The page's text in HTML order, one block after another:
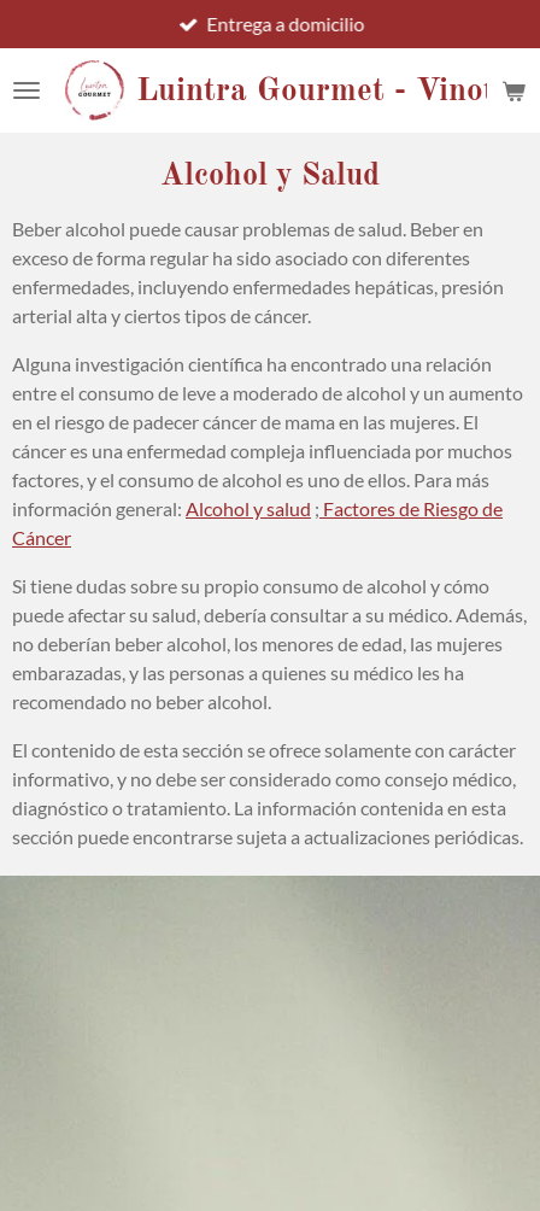
al
contenido
principal
Luintra Gourmet -
Entrega a domicilio
Alcohol y Salud
Beber alcohol puede causar problemas de salud. Beber en
exceso de forma regular ha sido asociado con diferentes
enfermedades, incluyendo enfermedades hepáticas, presión
arterial alta y ciertos tipos de cáncer.
Alguna investigación científica ha encontrado una relación
entre el consumo de leve a moderado de alcohol y un aumento
en el riesgo de padecer cáncer de mama en las mujeres. El
cáncer es una enfermedad compleja influenciada por muchos
factores, y el consumo de alcohol es uno de ellos. Para más
información general: Alcohol y salud ; Factores de Riesgo de
Cáncer
Si tiene dudas sobre su propio consumo de alcohol y cómo
puede afectar su salud, debería consultar a su médico. Además,
no deberían beber alcohol, los menores de edad, las mujeres
embarazadas, y las personas a quienes su médico les ha
recomendado no beber alcohol.
El contenido de esta sección se ofrece solamente con carácter
informativo, y no debe ser considerado como consejo médico,
diagnóstico o tratamiento. La información contenida en esta
sección puede encontrarse sujeta a actualizaciones periódicas.